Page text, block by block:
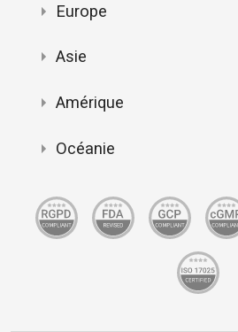
Europe
Asie
Amérique
Océanie